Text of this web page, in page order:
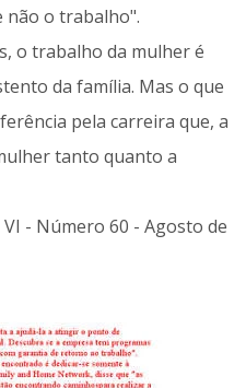
não o trabalho".
o trabalho da mulher é
da família. Mas o que
pela carreira que, a
tanto quanto a
VI - Número 60 - Agosto de